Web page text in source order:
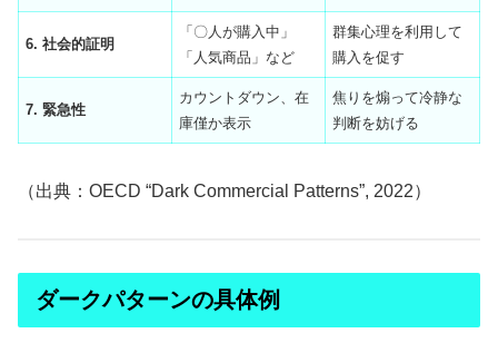
6. 社会的証明
「〇人が購入中」
「人気商品」など
群集心理を利用して
購入を促す
7. 緊急性
カウントダウン、在
庫僅か表示
焦りを煽って冷静な
判断を妨げる
（出典：OECD “Dark Commercial Patterns”, 2022）
ダークパターンの具体例